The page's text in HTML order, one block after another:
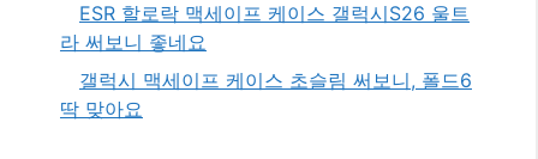
ESR 할로락 맥세이프 케이스 갤럭시S26 울트
라 써보니 좋네요
갤럭시 맥세이프 케이스 초슬림 써보니, 폴드6
딱 맞아요